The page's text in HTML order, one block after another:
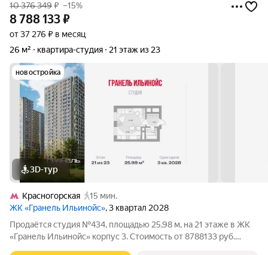
10 376 349₽ –15%
8 788 133₽
от 37 276 ₽ в месяц
26 м²
квартира-студия 21 этаж из 23
новостройка
3D-тур
Красногорская
15 мин.
ЖК «Гранель Ильинойс», 3 квартал 2028
Продаётся студия №434, площадью 25,98 м, на 21 этаже в ЖК
«Гранель Ильинойс» корпус 3. Стоимость от 8788133 руб.